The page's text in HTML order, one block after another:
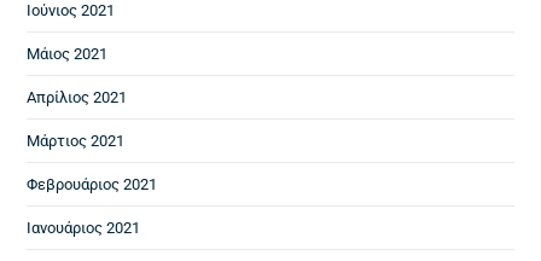
Ιούνιος 2021
Μάιος 2021
Απρίλιος 2021
Μάρτιος 2021
Φεβρουάριος 2021
Ιανουάριος 2021